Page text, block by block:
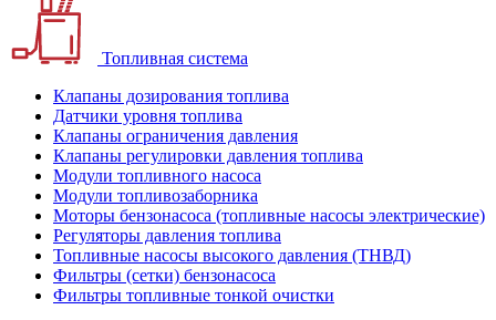
Топливная система
Клапаны дозирования топлива
Датчики уровня топлива
Клапаны ограничения давления
Клапаны регулировки давления топлива
Модули топливного насоса
Модули топливозаборника
Моторы бензонасоса (топливные насосы электрические)
Регуляторы давления топлива
Топливные насосы высокого давления (ТНВД)
Фильтры (сетки) бензонасоса
Фильтры топливные тонкой очистки